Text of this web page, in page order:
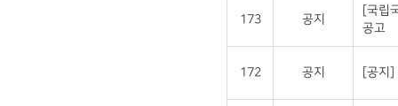
173 공지
[국립
공고
172 공지 [공지]